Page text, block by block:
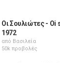
Οι Σουλιώτες - Oi
1972
από Βασιλεία
50k προβολές